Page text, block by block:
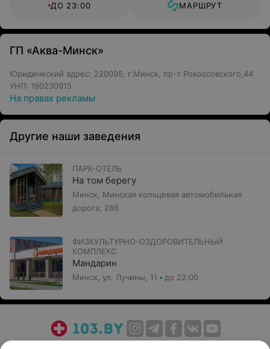
ДО 23:00 МАРШРУТ
ГП «Аква-Минск»
Юридический адрес: 220095, г.Минск, пр-т Рокоссовского,44
УНП: 190230915
На правах рекламы
Другие наши заведения
ПАРК-ОТЕЛЬ
На том берегу
Минск, Минская кольцевая автомобильная
дорога, 286
ФИЗКУЛЬТУРНО-ОЗДОРОВИТЕЛЬНЫЙ
КОМПЛЕКС
Мандарин
Минск, ул. Лучины, 11 до 22:00